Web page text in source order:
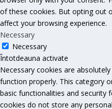
of these cookies. But opting out
affect your browsing experience.
Necessary
Necessary
Întotdeauna activate
Necessary cookies are
function properly. This category
basic functionalities and security
cookies do not store any